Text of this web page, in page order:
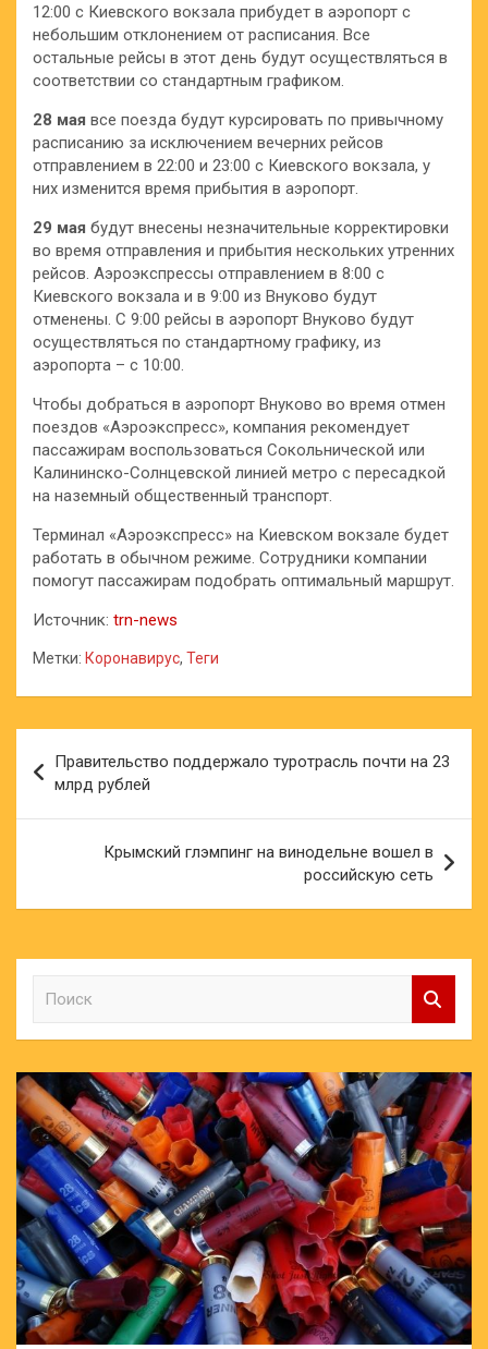
12:00 с Киевского вокзала прибудет в аэропорт с
небольшим отклонением от расписания. Все
остальные рейсы в этот день будут осуществляться в
соответствии со стандартным графиком.
28 мая все поезда будут курсировать по привычному
расписанию за исключением вечерних рейсов
отправлением в 22:00 и 23:00 с Киевского вокзала, у
них изменится время прибытия в аэропорт.
29 мая будут внесены незначительные корректировки
во время отправления и прибытия нескольких утренних
рейсов. Аэроэкспрессы отправлением в 8:00 с
Киевского вокзала и в 9:00 из Внуково будут
отменены. С 9:00 рейсы в аэропорт Внуково будут
осуществляться по стандартному графику, из
аэропорта – с 10:00.
Чтобы добраться в аэропорт Внуково во время отмен
поездов «Аэроэкспресс», компания рекомендует
пассажирам воспользоваться Сокольнической или
Калининско-Солнцевской линией метро с пересадкой
на наземный общественный транспорт.
Терминал «Аэроэкспресс» на Киевском вокзале будет
работать в обычном режиме. Сотрудники компании
помогут пассажирам подобрать оптимальный маршрут.
Источник: trn-news
Метки: Коронавирус, Теги
по
записям
Правительство поддержало туротрасль почти на 23
млрд рублей
Крымский глэмпинг на винодельне вошел в
российскую сеть
к